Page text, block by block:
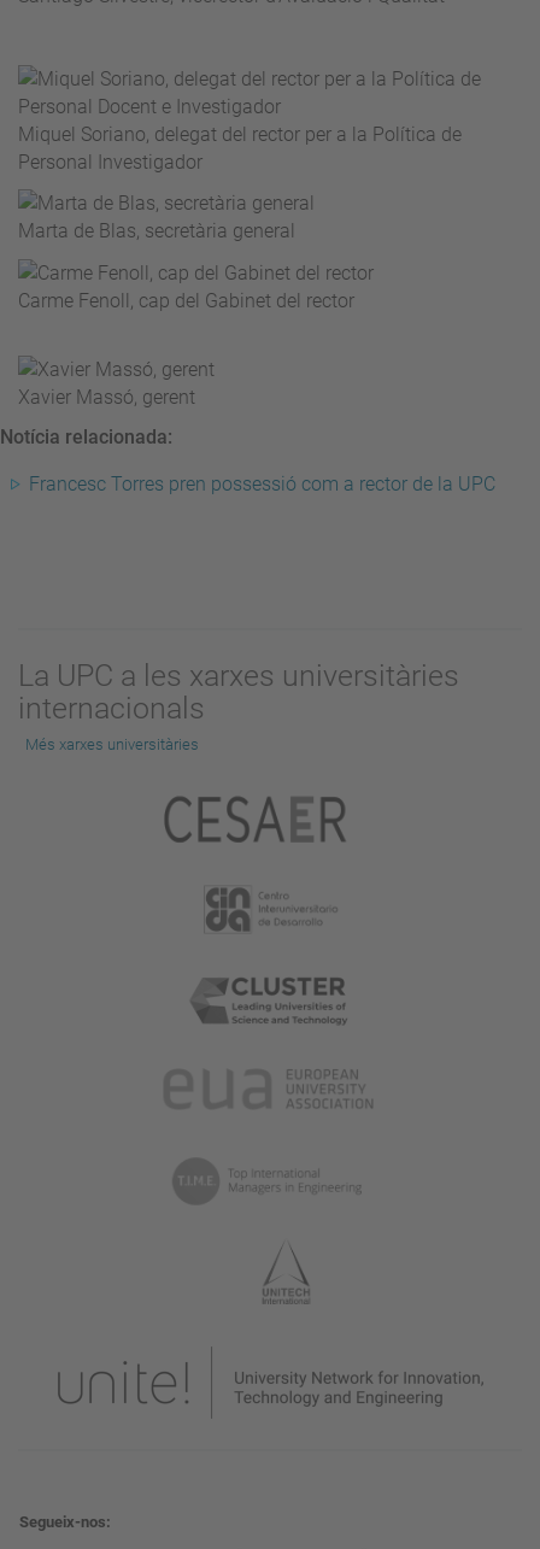
Miquel Soriano, delegat del rector per a la Política de
Personal Investigador
Marta de Blas, secretària general
Carme Fenoll, cap del Gabinet del rector
Xavier Massó, gerent
Notícia relacionada:
Francesc Torres pren possessió com a rector de la UPC
La UPC a les xarxes universitàries
internacionals
Més xarxes universitàries
Segueix-nos